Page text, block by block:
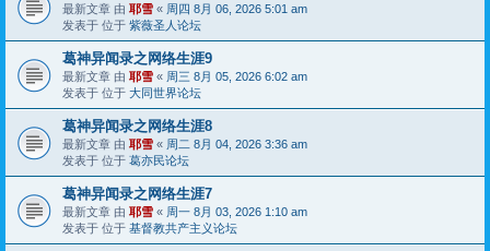
最新文章 由 耶雪 « 周四 8月 06, 2026 5:01 am
发表于 位于 紫薇圣人论坛
葛神异闻录之网络生涯9
最新文章 由 耶雪 « 周三 8月 05, 2026 6:02 am
发表于 位于 大同世界论坛
葛神异闻录之网络生涯8
最新文章 由 耶雪 « 周二 8月 04, 2026 3:36 am
发表于 位于 葛亦民论坛
葛神异闻录之网络生涯7
最新文章 由 耶雪 « 周一 8月 03, 2026 1:10 am
发表于 位于 基督教共产主义论坛